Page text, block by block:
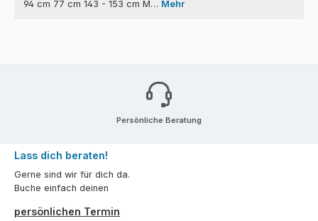
94 cm 77 cm 143 - 153 cm M… Mehr
Persönliche Beratung
Lass dich beraten!
Gerne sind wir für dich da.
Buche einfach deinen
persönlichen Termin